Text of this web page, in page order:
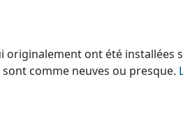
originalement ont été
comme neuves ou presque.